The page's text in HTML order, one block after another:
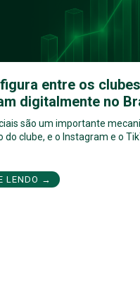
entre os
digitalmente no
são um importante
do clube, e o Instagram e o
LENDO →